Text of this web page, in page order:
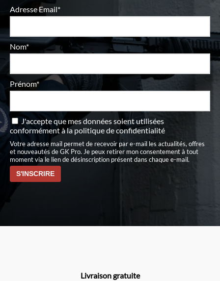
Adresse Email*
Nom*
Prénom*
J'accepte que mes données soient utilisées
conformément àla politique de confidentialité
Votre adresse mail permet de recevoir par e-mail les actualités, offres
et nouveautés de GK Pro. Je peux retirer mon consentement à tout
moment via le lien de désinscription présent dans chaque e-mail.
Livraison gratuite